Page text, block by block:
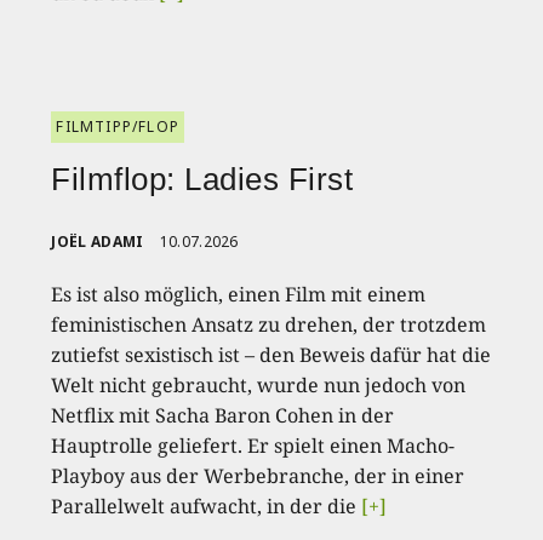
FILMTIPP/FLOP
Filmflop: Ladies First
JOËL ADAMI 10.07.2026
Es ist also möglich, einen Film mit einem
feministischen Ansatz zu drehen, der trotzdem
zutiefst sexistisch ist – den Beweis dafür hat die
Welt nicht gebraucht, wurde nun jedoch von
Netflix mit Sacha Baron Cohen in der
Hauptrolle geliefert. Er spielt einen Macho-
Playboy aus der Werbebranche, der in einer
Parallelwelt aufwacht, in der die [+]